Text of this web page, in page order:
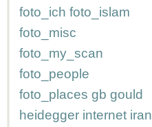
foto_ich foto_islam
foto_misc
foto_my_scan
foto_people
foto_places gb gould
heidegger internet iran